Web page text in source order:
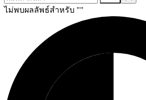
ไม่พบผลลัพธ์สำหรับ ""